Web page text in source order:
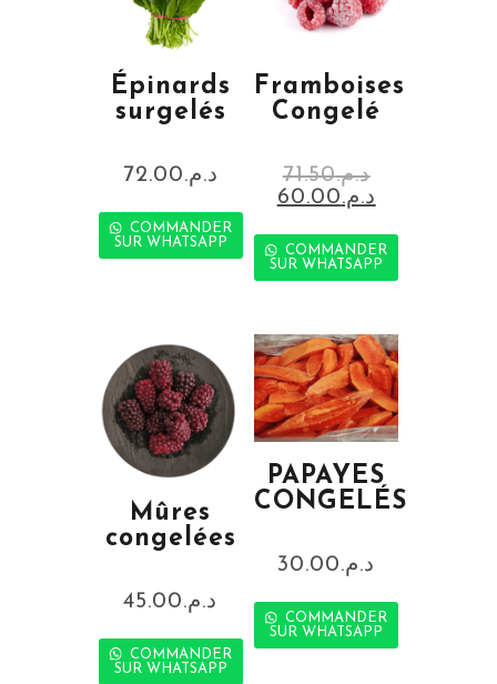
Épinards
surgelés
د.م.72.00
COMMANDER
SUR WHATSAPP
Framboises
Congelé
د.م.71.50
د.م.60.00
COMMANDER
SUR WHATSAPP
Mûres
congelées
د.م.45.00
COMMANDER
SUR WHATSAPP
PAPAYES
CONGELÉS
د.م.30.00
COMMANDER
SUR WHATSAPP